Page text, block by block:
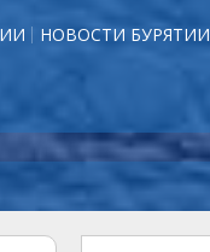
НОВОСТИ БУРЯТИИ